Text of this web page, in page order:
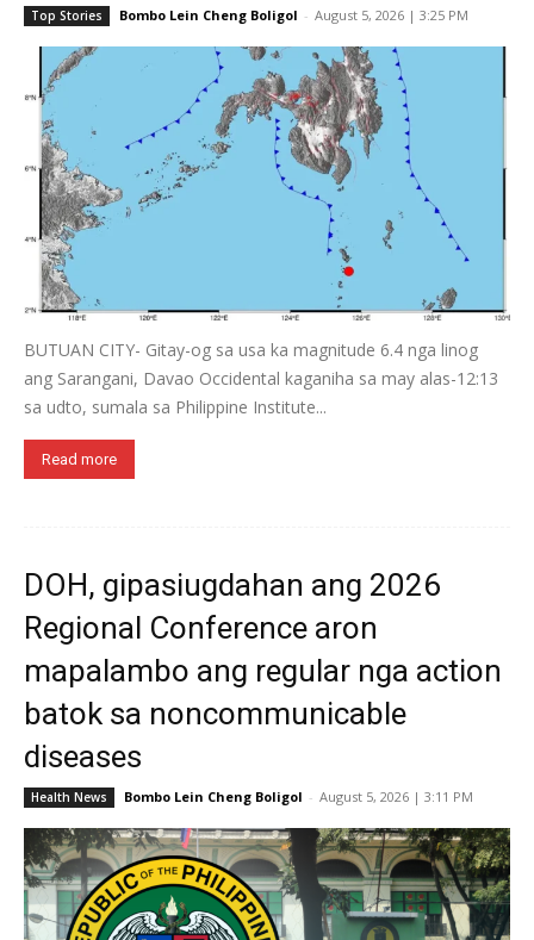
Top Stories Bombo Lein Cheng Boligol - August 5, 2026 | 3:25 PM
BUTUAN CITY- Gitay-og sa usa ka magnitude 6.4 nga linog
ang Sarangani, Davao Occidental kaganiha sa may alas-12:13
sa udto, sumala sa Philippine Institute...
Read more
DOH, gipasiugdahan ang 2026
Regional Conference aron
mapalambo ang regular nga action
batok sa noncommunicable
diseases
Health News Bombo Lein Cheng Boligol - August 5, 2026 | 3:11 PM